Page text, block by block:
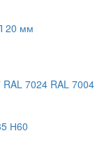
20 мм
RAL 7024 RAL 7004
Н60